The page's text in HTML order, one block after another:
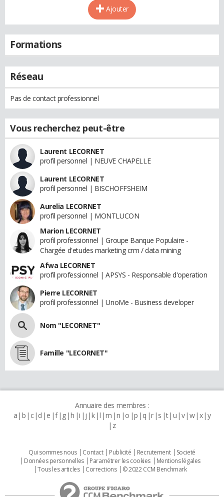
Ajouter
Formations
Réseau
Pas de contact professionnel
Vous recherchez peut-être
Laurent LECORNET
profil personnel | NEUVE CHAPELLE
Laurent LECORNET
profil personnel | BISCHOFFSHEIM
Aurelia LECORNET
profil personnel | MONTLUCON
Marion LECORNET
profil professionnel | Groupe Banque Populaire -
Chargée d'etudes marketing crm / data mining
Afwa LECORNET
profil professionnel | APSYS - Responsable d'operation
Pierre LECORNET
profil professionnel | UnoMe - Business developer
Nom "LECORNET"
Famille "LECORNET"
Annuaire des membres :
a b c d e f g h i j k l m n o p q r s t u v w x y
z
Qui sommes nous Contact Publicité Recrutement
Societé
Données personnelles
Paramétrer les cookies
Mentions légales
Tous les articles
Corrections © 2022 CCM Benchmark